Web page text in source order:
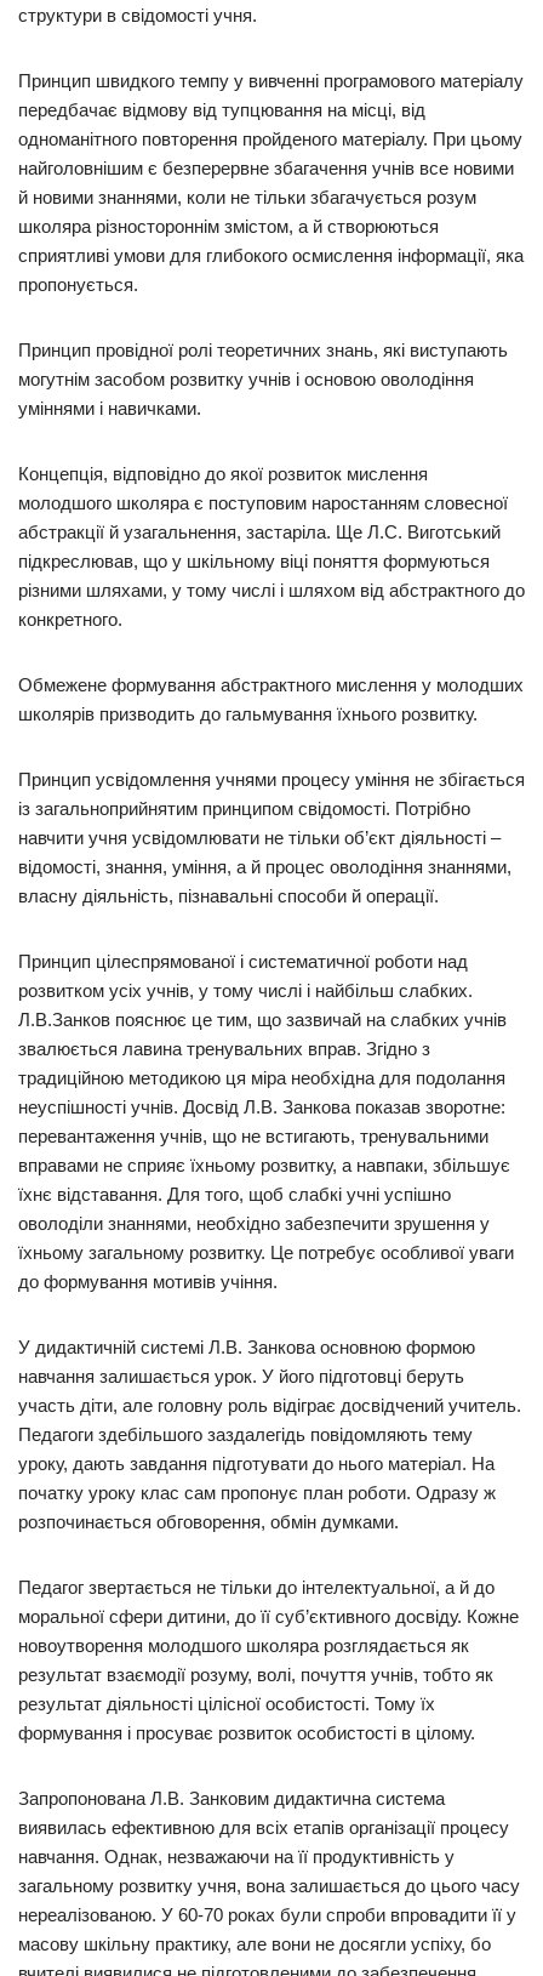
структури в свідомості учня.
Принцип швидкого темпу у вивченні програмового матеріалу
передбачає відмову від тупцювання на місці, від
одноманітного повторення пройденого матеріалу. При цьому
найголовнішим є безперервне збагачення учнів все новими
й новими знаннями, коли не тільки збагачується розум
школяра різностороннім змістом, а й створюються
сприятливі умови для глибокого осмислення інформації, яка
пропонується.
Принцип провідної ролі теоретичних знань, які виступають
могутнім засобом розвитку учнів і основою оволодіння
уміннями і навичками.
Концепція, відповідно до якої розвиток мислення
молодшого школяра є поступовим наростанням словесної
абстракції й узагальнення, застаріла. Ще Л.С. Виготський
підкреслював, що у шкільному віці поняття формуються
різними шляхами, у тому числі і шляхом від абстрактного до
конкретного.
Обмежене формування абстрактного мислення у молодших
школярів призводить до гальмування їхнього розвитку.
Принцип усвідомлення учнями процесу уміння не збігається
із загальноприйнятим принципом свідомості. Потрібно
навчити учня усвідомлювати не тільки об’єкт діяльності –
відомості, знання, уміння, а й процес оволодіння знаннями,
власну діяльність, пізнавальні способи й операції.
Принцип цілеспрямованої і систематичної роботи над
розвитком усіх учнів, у тому числі і найбільш слабких.
Л.В.Занков пояснює це тим, що зазвичай на слабких учнів
звалюється лавина тренувальних вправ. Згідно з
традиційною методикою ця міра необхідна для подолання
неуспішності учнів. Досвід Л.В. Занкова показав зворотне:
перевантаження учнів, що не встигають, тренувальними
вправами не сприяє їхньому розвитку, а навпаки, збільшує
їхнє відставання. Для того, щоб слабкі учні успішно
оволоділи знаннями, необхідно забезпечити зрушення у
їхньому загальному розвитку. Це потребує особливої уваги
до формування мотивів учіння.
У дидактичній системі Л.В. Занкова основною формою
навчання залишається урок. У його підготовці беруть
участь діти, але головну роль відіграє досвідчений учитель.
Педагоги здебільшого заздалегідь повідомляють тему
уроку, дають завдання підготувати до нього матеріал. На
початку уроку клас сам пропонує план роботи. Одразу ж
розпочинається обговорення, обмін думками.
Педагог звертається не тільки до інтелектуальної, а й до
моральної сфери дитини, до її суб’єктивного досвіду. Кожне
новоутворення молодшого школяра розглядається як
результат взаємодії розуму, волі, почуття учнів, тобто як
результат діяльності цілісної особистості. Тому їх
формування і просуває розвиток особистості в цілому.
Запропонована Л.В. Занковим дидактична система
виявилась ефективною для всіх етапів організації процесу
навчання. Однак, незважаючи на її продуктивність у
загальному розвитку учня, вона залишається до цього часу
нереалізованою. У 60-70 роках були спроби впровадити її у
масову шкільну практику, але вони не досягли успіху, бо